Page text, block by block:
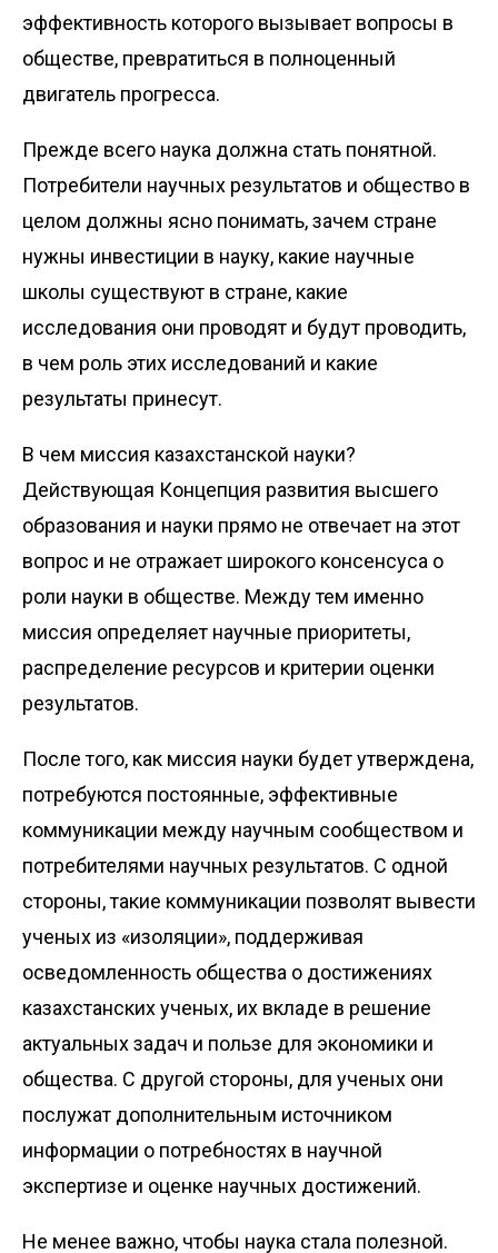
эффективность которого вызывает вопросы в
обществе, превратиться в полноценный
двигатель прогресса.
Прежде всего наука должна стать понятной.
Потребители научных результатов и общество в
целом должны ясно понимать, зачем стране
нужны инвестиции в науку, какие научные
школы существуют в стране, какие
исследования они проводят и будут проводить,
в чем роль этих исследований и какие
результаты принесут.
В чем миссия казахстанской науки?
Действующая Концепция развития высшего
образования и науки прямо не отвечает на этот
вопрос и не отражает широкого консенсуса о
роли науки в обществе. Между тем именно
миссия определяет научные приоритеты,
распределение ресурсов и критерии оценки
результатов.
После того, как миссия науки будет утверждена,
потребуются постоянные, эффективные
коммуникации между научным сообществом и
потребителями научных результатов. С одной
стороны, такие коммуникации позволят вывести
ученых из «изоляции», поддерживая
осведомленность общества о достижениях
казахстанских ученых, их вкладе в решение
актуальных задач и пользе для экономики и
общества. С другой стороны, для ученых они
послужат дополнительным источником
информации о потребностях в научной
экспертизе и оценке научных достижений.
Не менее важно, чтобы наука стала полезной.